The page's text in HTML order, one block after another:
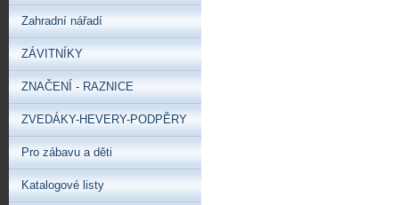
Zahradní nářadí
ZÁVITNÍKY
ZNAČENÍ - RAZNICE
ZVEDÁKY-HEVERY-PODPĚRY
Pro zábavu a děti
Katalogové listy